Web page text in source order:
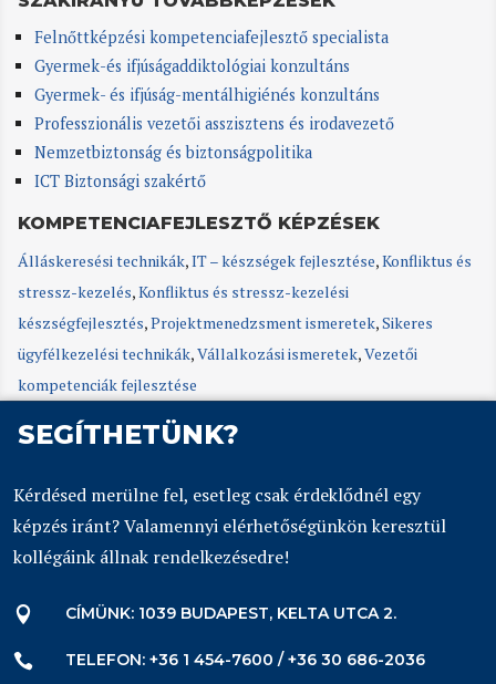
Felnőttképzési kompetenciafejlesztő specialista
Gyermek-és ifjúságaddiktológiai konzultáns
Gyermek- és ifjúság-mentálhigiénés konzultáns
Professzionális vezetői asszisztens és irodavezető
Nemzetbiztonság és biztonságpolitika
ICT Biztonsági szakértő
KOMPETENCIAFEJLESZTŐ KÉPZÉSEK
Álláskeresési technikák,IT – készségek fejlesztése,Konfliktus és
stressz-kezelés,Konfliktus és stressz-kezelési
készségfejlesztés,Projektmenedzsment ismeretek,Sikeres
ügyfélkezelési technikák,Vállalkozási ismeretek,Vezetői
kompetenciák fejlesztése
SEGÍTHETÜNK?
Kérdésed merülne fel, esetleg csak érdeklődnél egy
képzés iránt? Valamennyi elérhetőségünkön keresztül
kollégáink állnak rendelkezésedre!
 CÍMÜNK: 1039 BUDAPEST, KELTA UTCA 2.
 TELEFON: +36 1 454-7600 / +36 30 686-2036